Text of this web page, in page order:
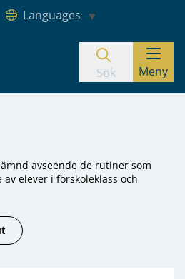
Languages
Sök Meny
avseende de rutiner som
elever i förskoleklass och